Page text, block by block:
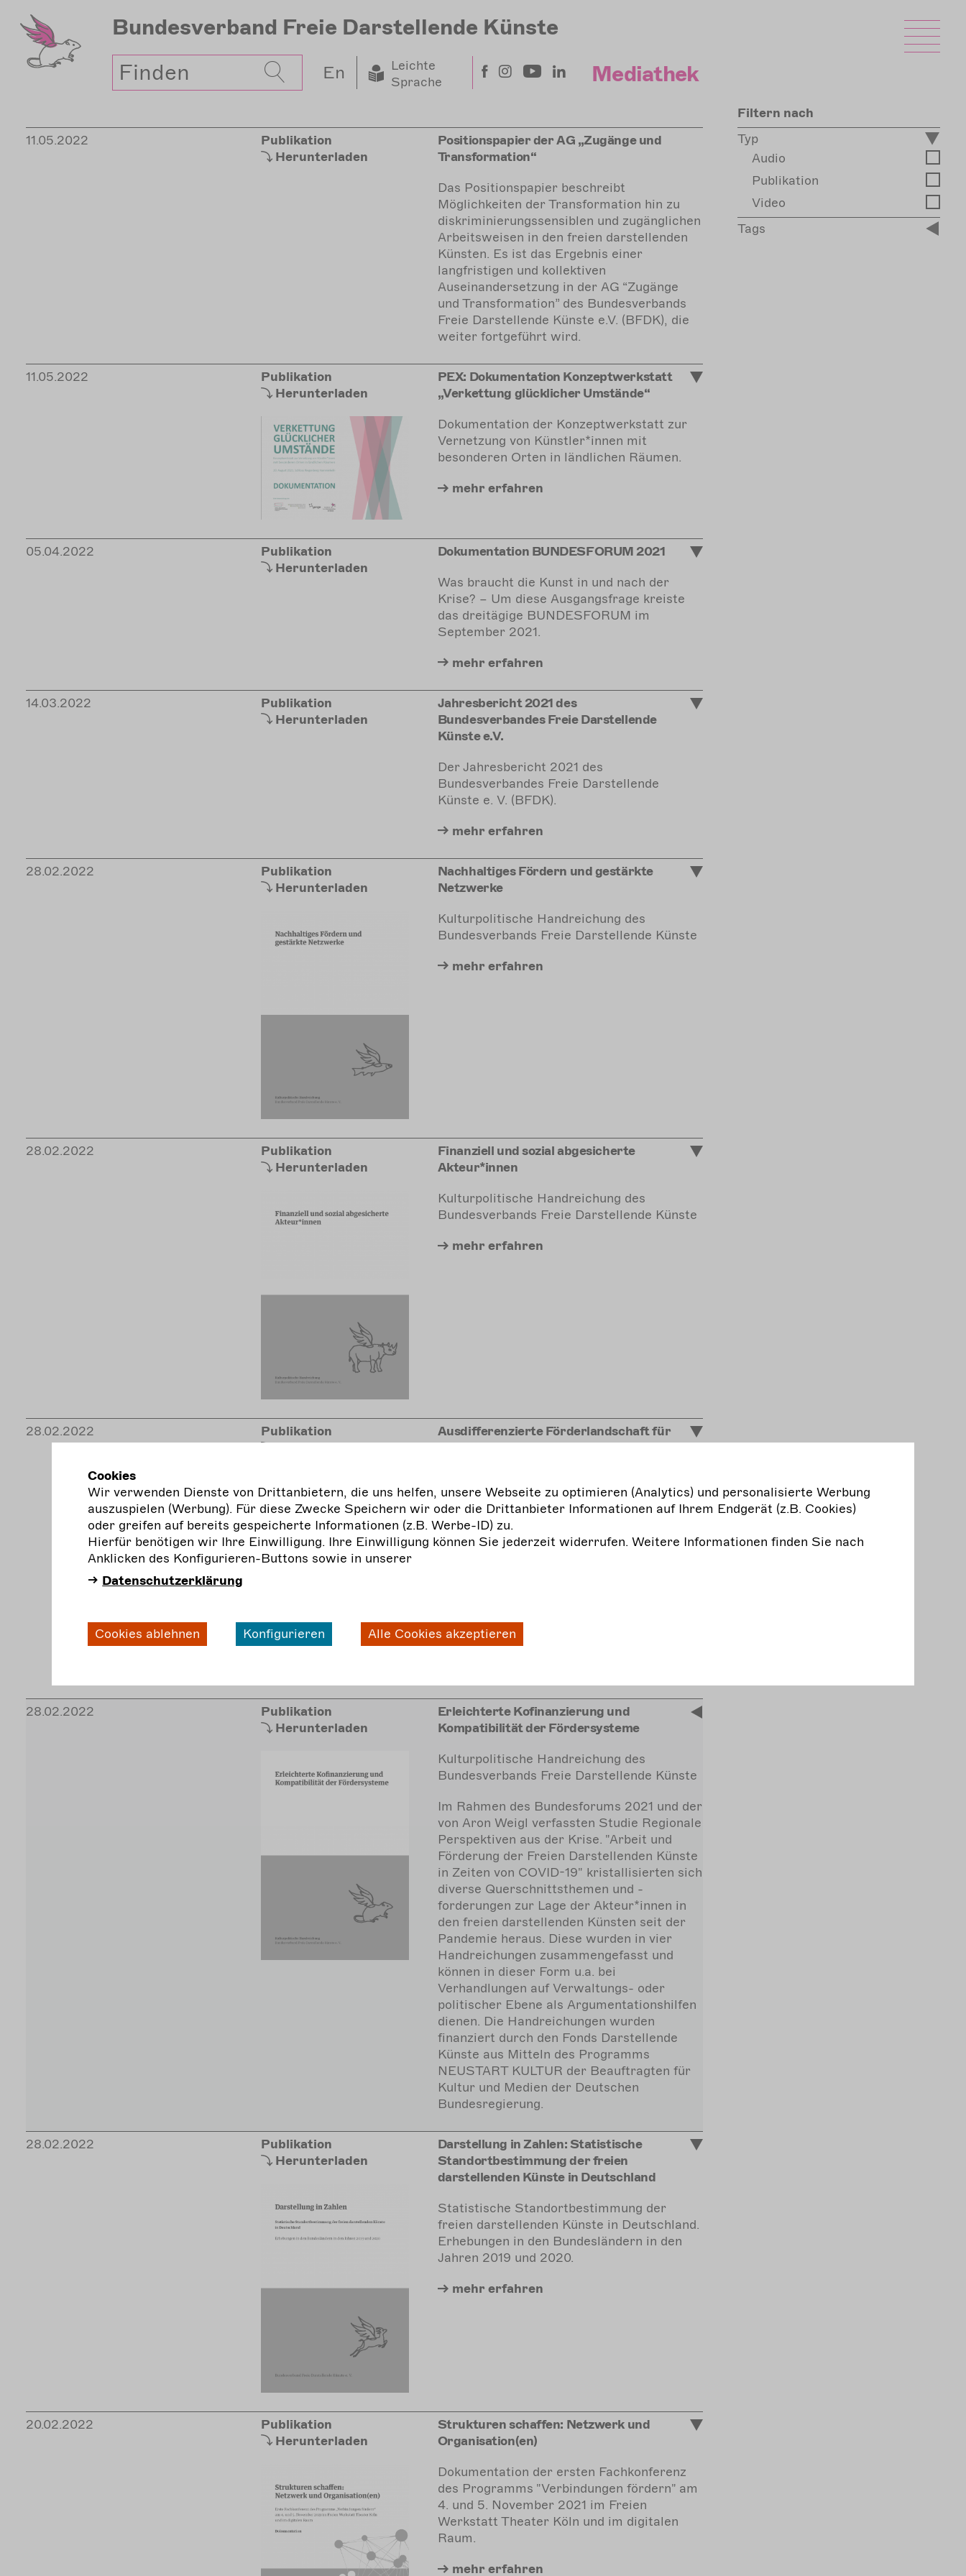
zum
Inhalt
Bundesverband Freie Darstellende Künste
Suche
En
Leichte
Sprache
Mediathek
11.05.2022
Publikation
Herunterladen
Positionspapier der AG „Zugänge und
Transformation“
Das Positionspapier beschreibt
Möglichkeiten der Transformation hin zu
diskriminierungssensiblen und zugänglichen
Arbeitsweisen in den freien darstellenden
Künsten. Es ist das Ergebnis einer
langfristigen und kollektiven
Auseinandersetzung in der AG “Zugänge
und Transformation” des Bundesverbands
Freie Darstellende Künste e.V. (BFDK), die
weiter fortgeführt wird.
11.05.2022
Publikation
Herunterladen
PEX: Dokumentation Konzeptwerkstatt
„Verkettung glücklicher Umstände“
Dokumentation der Konzeptwerkstatt zur
Vernetzung von Künstler*innen mit
besonderen Orten in ländlichen Räumen.
mehr erfahren
05.04.2022
Publikation
Herunterladen
Dokumentation BUNDESFORUM 2021
Was braucht die Kunst in und nach der
Krise? – Um diese Ausgangsfrage kreiste
das dreitägige BUNDESFORUM im
September 2021.
mehr erfahren
14.03.2022
Publikation
Herunterladen
Jahresbericht 2021 des
Bundesverbandes Freie Darstellende
Künste e.V.
Der Jahresbericht 2021 des
Bundesverbandes Freie Darstellende
Künste e. V. (BFDK).
mehr erfahren
28.02.2022
Publikation
Herunterladen
Nachhaltiges Fördern und gestärkte
Netzwerke
Kulturpolitische Handreichung des
Bundesverbands Freie Darstellende Künste
mehr erfahren
28.02.2022
Publikation
Herunterladen
Finanziell und sozial abgesicherte
Akteur*innen
Kulturpolitische Handreichung des
Bundesverbands Freie Darstellende Künste
mehr erfahren
28.02.2022
Publikation
Herunterladen
Ausdifferenzierte Förderlandschaft für
Freie Darstellende Künste
Bundesverbands Freie Darstellende Künste
mehrerfahren
28.02.2022
Publikation
Herunterladen
Erleichterte Kofinanzierung und
Kompatibilität der Fördersysteme
Kulturpolitische Handreichung des
Bundesverbands Freie Darstellende Künste
Im Rahmen des Bundesforums 2021 und der
von Aron Weigl verfassten Studie Regionale
Perspektiven aus der Krise. "Arbeit und
Förderung der Freien Darstellenden Künste
in Zeiten von COVID-19" kristallisierten sich
diverse Querschnittsthemen und -
forderungen zur Lage der Akteur*innen in
den freien darstellenden Künsten seit der
Pandemie heraus. Diese wurden in vier
Handreichungen zusammengefasst und
können in dieser Form u.a. bei
Verhandlungen auf Verwaltungs- oder
politischer Ebene als Argumentationshilfen
dienen. Die Handreichungen wurden
finanziert durch den Fonds Darstellende
Künste aus Mitteln des Programms
NEUSTART KULTUR der Beauftragten für
Kultur und Medien der Deutschen
Bundesregierung.
28.02.2022
Publikation
Herunterladen
Darstellung in Zahlen: Statistische
Standortbestimmung der freien
darstellenden Künste in Deutschland
Statistische Standortbestimmung der
freien darstellenden Künste in Deutschland.
Erhebungen in den Bundesländern in den
Jahren 2019 und 2020.
mehr erfahren
20.02.2022
Publikation
Herunterladen
Strukturen schaffen: Netzwerk und
Organisation(en)
Dokumentation der ersten Fachkonferenz
des Programms "Verbindungen fördern" am
4. und 5. November 2021 im Freien
Werkstatt Theater Köln und im digitalen
Raum.
mehr erfahren
Filtern nach
Typ
Audio
Publikation
Video
Tags
Cookies
Wir verwenden Dienste von Drittanbietern, die uns helfen, unsere Webseite zu optimieren (Analytics) und personalisierte Werbung
auszuspielen (Werbung). Für diese Zwecke Speichern wir oder die Drittanbieter Informationen auf Ihrem Endgerät (z.B. Cookies)
oder greifen auf bereits gespeicherte Informationen (z.B. Werbe-ID) zu.
Hierfür benötigen wir Ihre Einwilligung. Ihre Einwilligung können Sie jederzeit widerrufen. Weitere Informationen finden Sie nach
Anklicken des Konfigurieren-Buttons sowie in unserer
Datenschutzerklärung
Cookies ablehnen Konfigurieren Alle Cookies akzeptieren